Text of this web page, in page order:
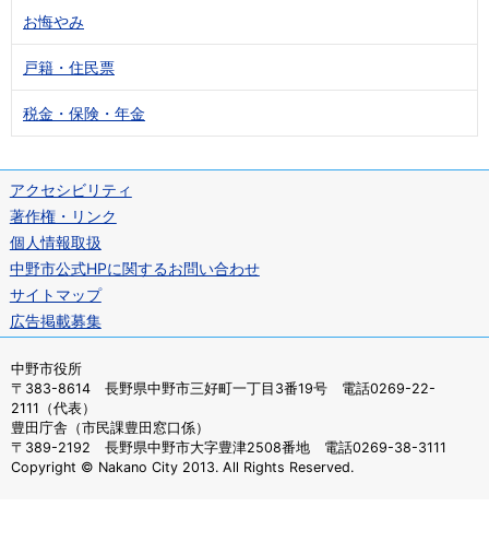
お悔やみ
戸籍・住民票
税金・保険・年金
アクセシビリティ
著作権・リンク
個人情報取扱
中野市公式HPに関するお問い合わせ
サイトマップ
広告掲載募集
中野市役所
〒383-8614 長野県中野市三好町一丁目3番19号 電話0269-22-
2111（代表）
豊田庁舎（市民課豊田窓口係）
〒389-2192 長野県中野市大字豊津2508番地 電話0269-38-3111
Copyright © Nakano City 2013. All Rights Reserved.